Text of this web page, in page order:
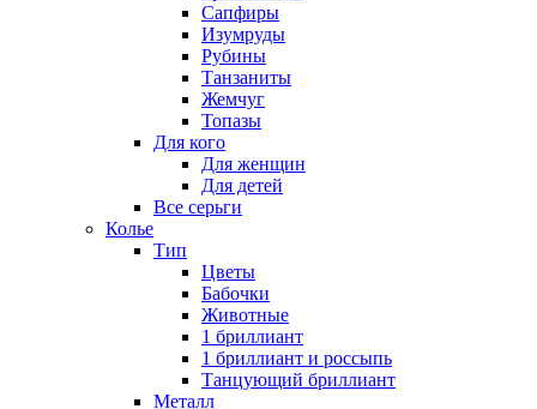
Сапфиры
Изумруды
Рубины
Танзаниты
Жемчуг
Топазы
Для кого
Для женщин
Для детей
Все серьги
Колье
Тип
Цветы
Бабочки
Животные
1 бриллиант
1 бриллиант и россыпь
Танцующий бриллиант
Металл